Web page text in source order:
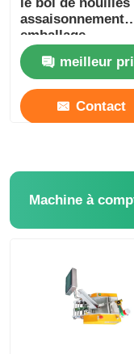
assaisonnement
emballage
distributeur en
inoxydable
meilleur
Contact
Machine à